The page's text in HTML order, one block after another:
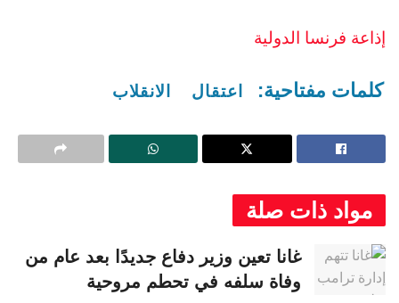
إذاعة فرنسا الدولية
كلمات مفتاحية: اعتقال الانقلاب
مواد ذات صلة
غانا تعين وزير دفاع جديدًا بعد عام من
وفاة سلفه في تحطم مروحية